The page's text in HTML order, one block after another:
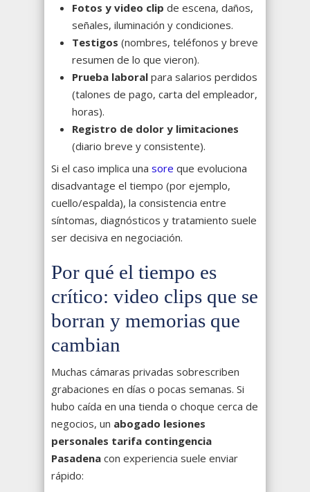
Fotos y video clip de escena, daños,
señales, iluminación y condiciones.
Testigos (nombres, teléfonos y breve
resumen de lo que vieron).
Prueba laboral para salarios perdidos
(talones de pago, carta del empleador,
horas).
Registro de dolor y limitaciones
(diario breve y consistente).
Si el caso implica una sore que evoluciona
disadvantage el tiempo (por ejemplo,
cuello/espalda), la consistencia entre
síntomas, diagnósticos y tratamiento suele
ser decisiva en negociación.
Por qué el tiempo es
crítico: video clips que se
borran y memorias que
cambian
Muchas cámaras privadas sobrescriben
grabaciones en días o pocas semanas. Si
hubo caída en una tienda o choque cerca de
negocios, un abogado lesiones
personales tarifa contingencia
Pasadena con experiencia suele enviar
rápido: